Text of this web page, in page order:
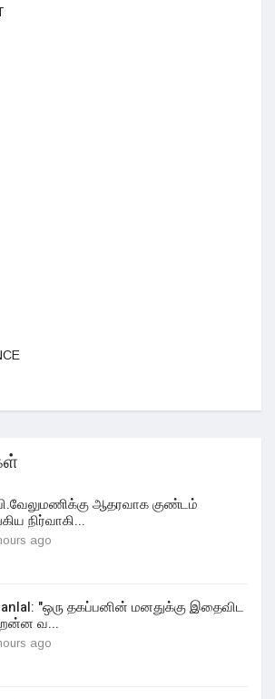
ஆதரவாக குண்டம்
நிர்வாகி...
ago
"ஒரு தகப்பனின் மனதுக்கு இதைவிட
வ...
ago